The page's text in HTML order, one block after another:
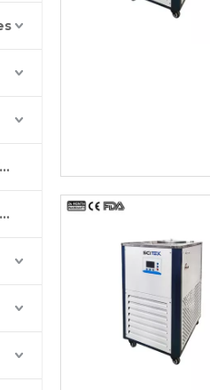
Instrumentos de prueba de envejecimiento
Cámara de prueba de estabilidad de la batería